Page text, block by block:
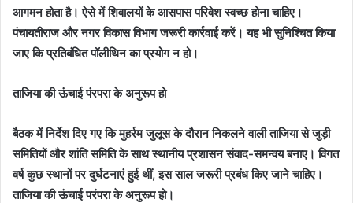
आगमन होता है। ऐसे में शिवालयों के आसपास परिवेश स्वच्छ होना चाहिए।
पंचायतीराज और नगर विकास विभाग जरूरी कार्रवाई करें। यह भी सुनिश्चित किया
जाए कि प्रतिबंधित पॉलीथिन का प्रयोग न हो।
ताजिया की ऊंचाई पंरपरा के अनुरूप हो
बैठक में निर्देश दिए गए कि मुहर्रम जुलूस के दौरान निकलने वाली ताजिया से जुड़ी
समितियों और शांति समिति के साथ स्थानीय प्रशासन संवाद-समन्वय बनाए। विगत
वर्ष कुछ स्थानों पर दुर्घटनाएं हुई थीं, इस साल जरूरी प्रबंध किए जाने चाहिए।
ताजिया की ऊंचाई परंपरा के अनुरूप हो।